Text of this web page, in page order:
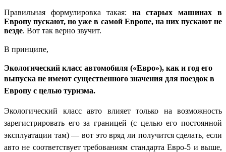
Правильная формулировка такая: на старых машинах в
Европу пускают, но уже в самой Европе, на них пускают не
везде. Вот так верно звучит.
В принципе,
Экологический класс автомобиля («Евро»), как и год его
выпуска не имеют существенного значения для поездок в
Европу с целью туризма.
Экологический класс авто влияет только на возможность
зарегистрировать его за границей (с целью его постоянной
эксплуатации там) — вот это вряд ли получится сделать, если
авто не соответствует требованиям стандарта Евро-5 и выше,